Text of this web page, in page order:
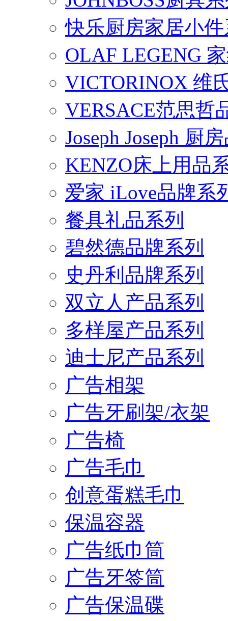
快乐厨房家居小
OLAF LEGENG
VICTORINOX 维
VERSACE范思哲
Joseph Joseph 厨
KENZO床上用品
爱家 iLove品牌系
餐具礼品系列
碧然德品牌系列
史丹利品牌系列
双立人产品系列
多样屋产品系列
迪士尼产品系列
广告相架
广告牙刷架/衣架
广告椅
广告毛巾
创意蛋糕毛巾
保温容器
广告纸巾筒
广告牙签筒
广告保温碟